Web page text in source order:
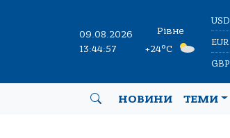
09.08.2026
13:44:57
Рівне
+24°C
USD
EUR
GBP
НОВИНИ ТЕМИ